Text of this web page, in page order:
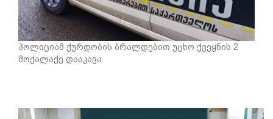
პოლიციამ ქურდობის ბრალდებით უცხო ქვეყნის 2
მოქალაქე დააკავა